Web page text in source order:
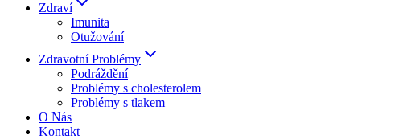
Zdraví
Imunita
Otužování
Zdravotní Problémy
Podráždění
Problémy s cholesterolem
Problémy s tlakem
O Nás
Kontakt